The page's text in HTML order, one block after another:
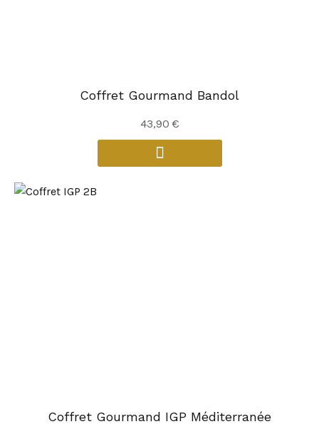
Coffret Gourmand Bandol
43,90 €
Coffret Gourmand IGP Méditerranée